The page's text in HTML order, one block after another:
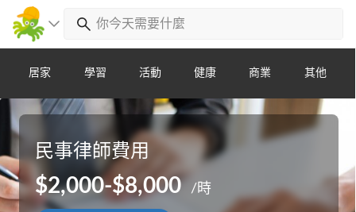
居家 學習 活動 健康 商業 其他
民事律師費用
$2,000-$8,000 /時